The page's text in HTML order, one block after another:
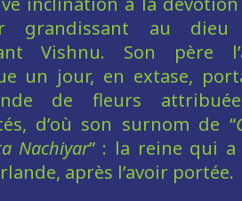
grandissant au dieu
Vishnu. Son père
un jour, en extase,
de fleurs
d’où son surnom de “
Nachiyar” : la reine qui
après l’avoir portée.